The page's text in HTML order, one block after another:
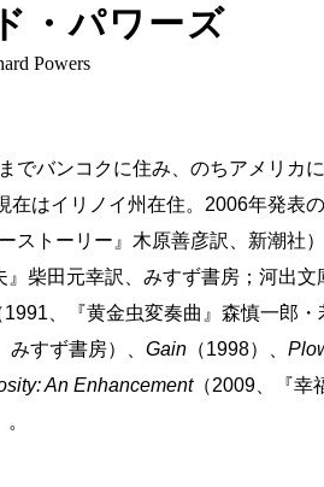
・パワーズ
Powers
バンコクに住み、のちアメリカ
在はイリノイ州在住。2006年発表の
ストーリー』木原善彦訳、新潮社
柴田元幸訳、みすず書房；河出文
1991、『黄金虫変奏曲』森慎一郎
みすず書房）、 Gain （1998）、
An Enhancement（2009、『幸